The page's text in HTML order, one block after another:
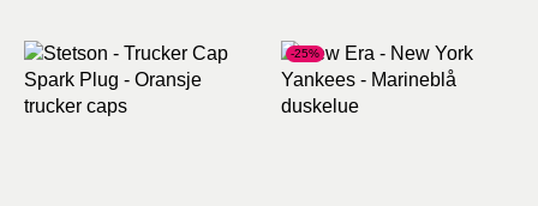
399kr.
299kr.
399kr.
299kr.
-25%